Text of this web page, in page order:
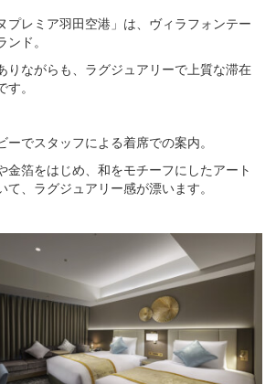
プレミア羽田空港」は、ヴィラフォンテー
ド。
りながらも、ラグジュアリーで上質な滞在
。
でスタッフによる着席での案内。
金箔をはじめ、和をモチーフにしたアート
、ラグジュアリー感が漂います。